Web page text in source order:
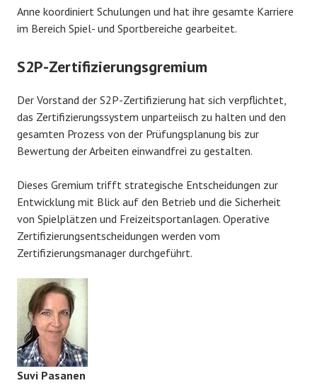
Anne koordiniert Schulungen und hat ihre gesamte Karriere
im Bereich Spiel- und Sportbereiche gearbeitet.
S2P-Zertifizierungsgremium
Der Vorstand der S2P-Zertifizierung hat sich verpflichtet,
das Zertifizierungssystem unparteiisch zu halten und den
gesamten Prozess von der Prüfungsplanung bis zur
Bewertung der Arbeiten einwandfrei zu gestalten.
Dieses Gremium trifft strategische Entscheidungen zur
Entwicklung mit Blick auf den Betrieb und die Sicherheit
von Spielplätzen und Freizeitsportanlagen. Operative
Zertifizierungsentscheidungen werden vom
Zertifizierungsmanager durchgeführt.
Suvi Pasanen